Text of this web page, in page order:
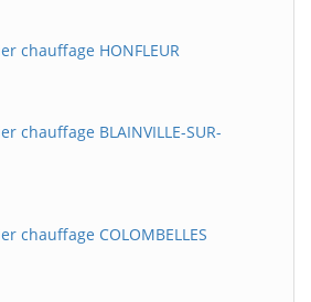
chauffage HONFLEUR
chauffage BLAINVILLE-SUR-
chauffage COLOMBELLES